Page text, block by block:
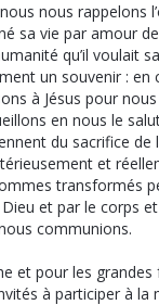
nous rappelons
sa vie par amour
qu’il voulait
un souvenir : en
à Jésus pour
en nous le
du sacrifice de
et
transformés
et par le corps
communions.
et pour les grandes
à participer à la